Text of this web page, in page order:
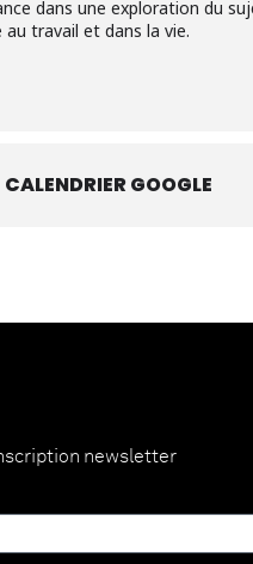
dans une exploration du
au travail et dans la vie.
CALENDRIER GOOGLE
newsletter